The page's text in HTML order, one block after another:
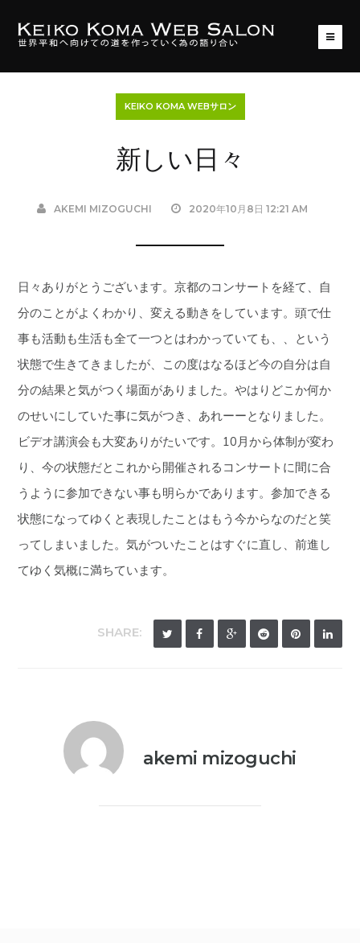
KEIKO KOMA WEBサロン
新しい日々
AKEMI MIZOGUCHI 2020年10月8日 12:21 AM
日々ありがとうございます。京都のコンサートを経て、自
分のことがよくわかり、変える動きをしています。頭で仕
事も活動も生活も全て一つとはわかっていても、、という
状態で生きてきましたが、この度はなるほど今の自分は自
分の結果と気がつく場面がありました。やはりどこか何か
のせいにしていた事に気がつき、あれーーとなりました。
ビデオ講演会も大変ありがたいです。10月から体制が変わ
り、今の状態だとこれから開催されるコンサートに間に合
うように参加できない事も明らかであります。参加できる
状態になってゆくと表現したことはもう今からなのだと笑
ってしまいました。気がついたことはすぐに直し、前進し
てゆく気概に満ちています。
SHARE:
akemi mizoguchi